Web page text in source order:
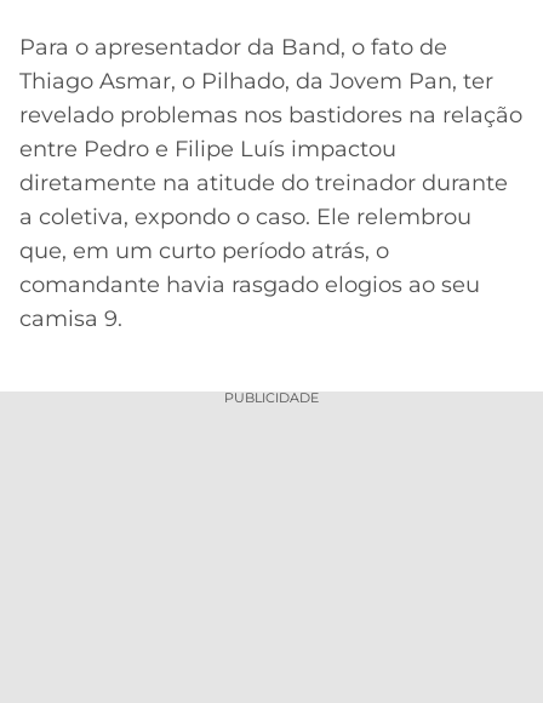
Para o apresentador da Band, o fato de
Thiago Asmar, o Pilhado, da Jovem Pan, ter
revelado problemas nos bastidores na relação
entre Pedro e Filipe Luís impactou
diretamente na atitude do treinador durante
a coletiva, expondo o caso. Ele relembrou
que, em um curto período atrás, o
comandante havia rasgado elogios ao seu
camisa 9.
PUBLICIDADE